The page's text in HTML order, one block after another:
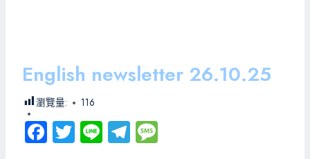
English newsletter 26.10.25
瀏覽量: 116
Fa T Li Te